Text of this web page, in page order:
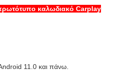
καλωδιακό Carplay
11.0 και πάνω.